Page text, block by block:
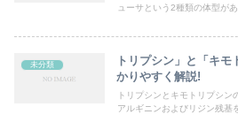
ューサという2種類の体型があ
未分類
トリプシン」と「キ
かりやすく解説!
トリプシンとキモトリプシ
アルギニンおよびリジン残基